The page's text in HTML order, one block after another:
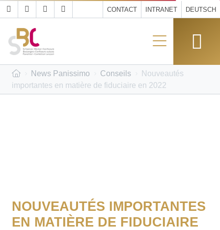
CONTACT INTRANET DEUTSCH
News Panissimo Conseils
Nouveautés
importantes en matière de fiduciaire en 2022
NOUVEAUTÉS IMPORTANTES
EN MATIÈRE DE FIDUCIAIRE